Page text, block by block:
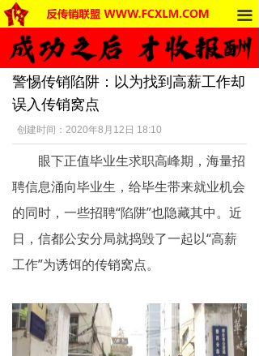
끀
首页
法律法规
反传销动态
受害者讲述
反传销杂谈
死人事件
传销的种类
南派传销
北派传销
警惕传销陷阱：以为找到高薪工作却
误入传销窝点
创建时间： 2020年8月12日 18:10
眼下正值毕业生求职高峰期，海量招
聘信息涌向毕业生，给毕生带来就业机会
的同时，一些招聘“陷阱”也隐藏其中。近
日，信都公安分局就捣毁了一起以“高薪
工作”为诱饵的传销窝点。